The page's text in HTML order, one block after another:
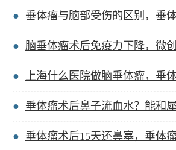
垂体瘤与脑部受伤的区别，垂体瘤术
脑垂体瘤术后免疫力下降，微创垂体
上海什么医院做脑垂体瘤，垂体瘤术
垂体瘤术后鼻子流血水？能和
垂体瘤术后15天还鼻塞，垂体瘤会